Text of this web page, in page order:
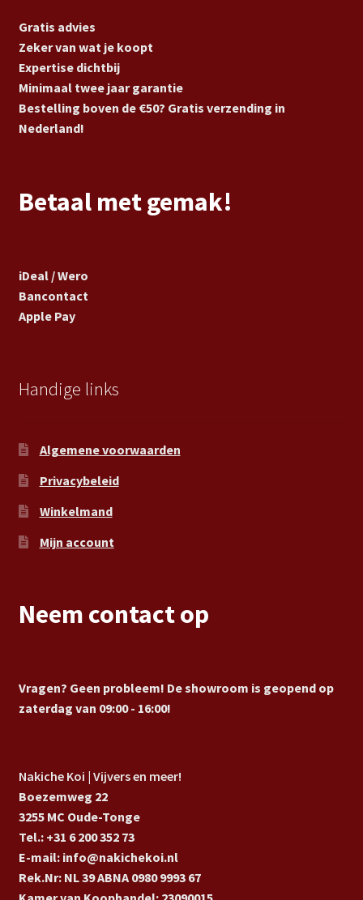
Gratis advies
Zeker van wat je koopt
Expertise dichtbij
Minimaal twee jaar garantie
Bestelling boven de €50? Gratis verzending in
Nederland!
Betaal met gemak!
iDeal / Wero
Bancontact
Apple Pay
Handige links
Algemene voorwaarden
Privacybeleid
Winkelmand
Mijn account
Neem contact op
Vragen? Geen probleem! De showroom is geopend op
zaterdag van 09:00 - 16:00!
Nakiche Koi | Vijvers en meer!
Boezemweg 22
3255 MC Oude-Tonge
Tel.: +31 6 200 352 73
E-mail: info@nakichekoi.nl
Rek.Nr: NL 39 ABNA 0980 9993 67